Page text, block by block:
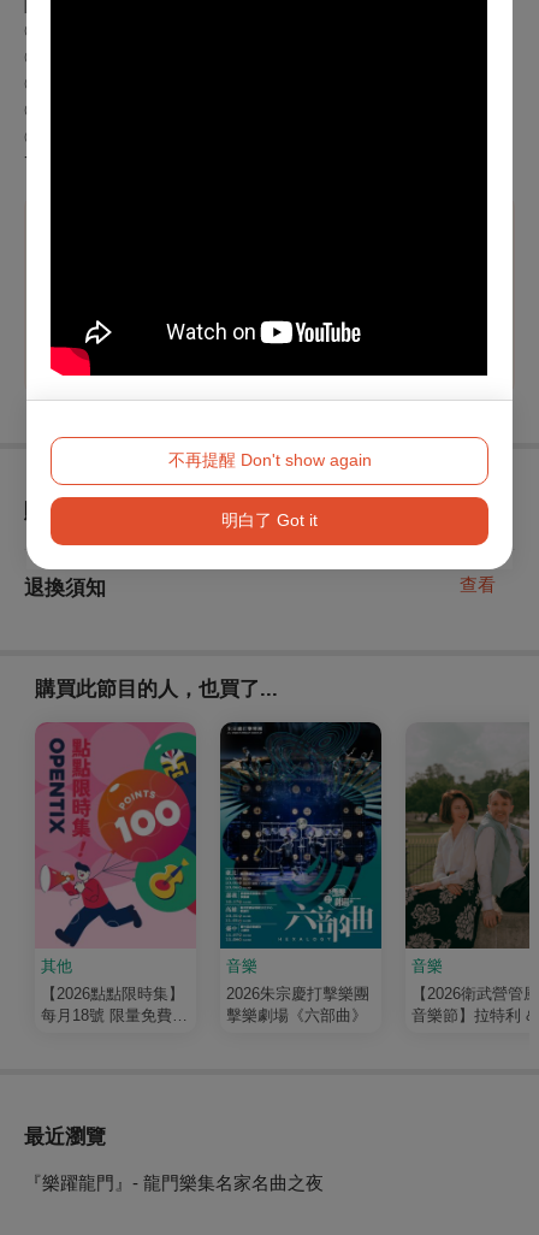
不再提醒 Don't show again
明白了 Got it
◎65歲以上年長者購票可享5折優惠，入場時請出示證件
◎兩廳院付費會員9折、免費會員(廳院青)9折
◎歌劇院付費會員9折、免費會員(學生卡)9折
◎衛武營付費會員9折
◎
7折
上7折
購取票須知 查看
退換須知 查看
購買此節目的人，也買了...
其他
【2026點點限時集】
每月18號 限量免費搶
音樂
2026朱宗慶打擊樂團
擊樂劇場《六部曲》
音樂
【2026衛武營管
音樂節】拉特利
最近瀏覽
『樂躍龍門』- 龍門樂集名家名曲之夜